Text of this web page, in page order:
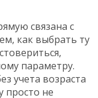
связана с
как выбрать ту
параметру.
учета возраста
просто не